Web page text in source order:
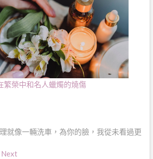
繁榮中和名人蠟燭的燒傷
就像一輛洗車，為你的臉，我從未看過更
NextNext